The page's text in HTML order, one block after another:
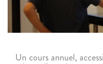
Un cours annuel,